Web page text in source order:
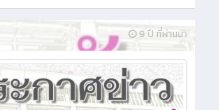
9 ปี ที่ผ่านมา